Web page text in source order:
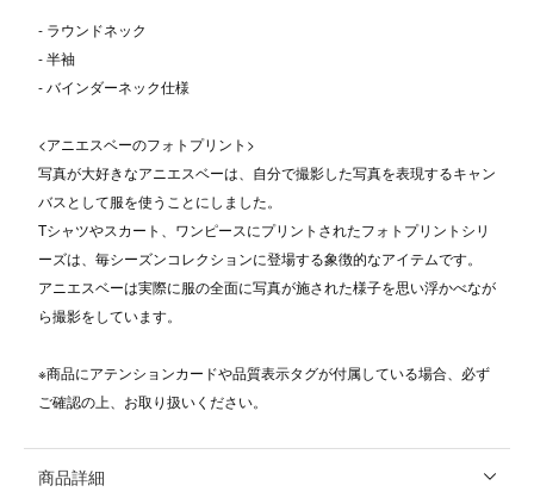
- ラウンドネック
- 半袖
- バインダーネック仕様
<アニエスベーのフォトプリント>
写真が大好きなアニエスベーは、自分で撮影した写真を表現するキャン
バスとして服を使うことにしました。
Tシャツやスカート、ワンピースにプリントされたフォトプリントシリ
ーズは、毎シーズンコレクションに登場する象徴的なアイテムです。
アニエスベーは実際に服の全面に写真が施された様子を思い浮かべなが
ら撮影をしています。
※商品にアテンションカードや品質表示タグが付属している場合、必ず
ご確認の上、お取り扱いください。
商品詳細